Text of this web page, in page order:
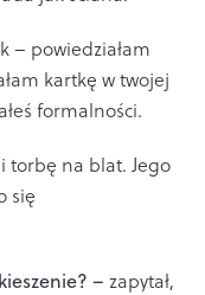
– powiedziałam
kartkę w twojej
formalności.
torbę na blat. Jego
się
– zapytał,